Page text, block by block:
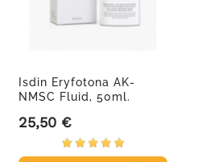
Isdin Eryfotona AK-
NMSC Fluid, 50ml.
Precio
25,50 €